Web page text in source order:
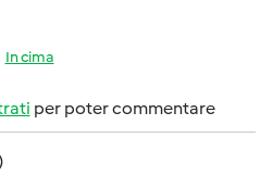
In cima
per poter commentare